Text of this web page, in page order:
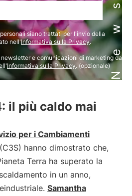
siano trattati per l'invio della
nell'Informativa sulla Privacy.
e comunicazioni di marketing da
Informativa sulla Privacy. (opzionale)
il più caldo mai
per i Cambiamenti
hanno dimostrato che,
Terra ha superato la
in un anno,
Samantha